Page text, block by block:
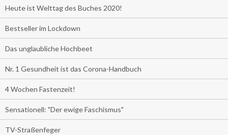
Heute ist Welttag des Buches 2020!
Bestseller im Lockdown
Das unglaubliche Hochbeet
Nr. 1 Gesundheit ist das Corona-Handbuch
4 Wochen Fastenzeit!
Sensationell: "Der ewige Faschismus"
TV-Straßenfeger